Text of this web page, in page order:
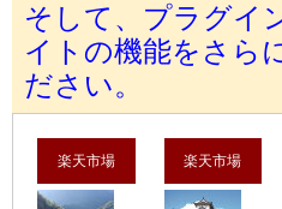
そして、プラグイ
イトの機能をさら
ださい。
楽天市場 楽天市場